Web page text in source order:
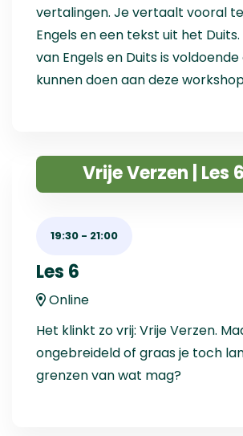
vertalingen. Je vertaalt vooral
Engels en een tekst uit het Duits.
van Engels en Duits is
kunnen doen aan deze
Vrije Verzen | Les 6
19:30 - 21:00
Les 6
Online
Het klinkt zo vrij: Vrije Verzen.
ongebreideld of graas je toch
grenzen van wat mag?